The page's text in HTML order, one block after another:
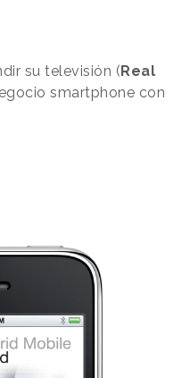
su televisión (Real
smartphone con